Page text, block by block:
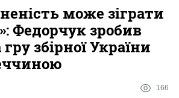
Єврокубки
УПЛ
може зіграти
Федорчук зробив
збірної України
166